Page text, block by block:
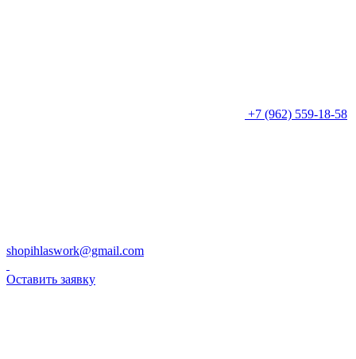
+7 (962) 559-18-58
shopihlaswork@gmail.com
Оставить заявку